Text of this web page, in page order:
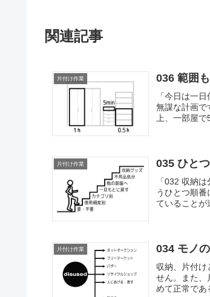
関連記事
片付け作業 036 範囲
「今日は一
無謀な計画で
上、一部屋で
片付け作業 035 ひと
「032 収納
うひとつ順
ていることが
片付け作業 034 モノ
収納、片付け
せん。また、
めて正常であ